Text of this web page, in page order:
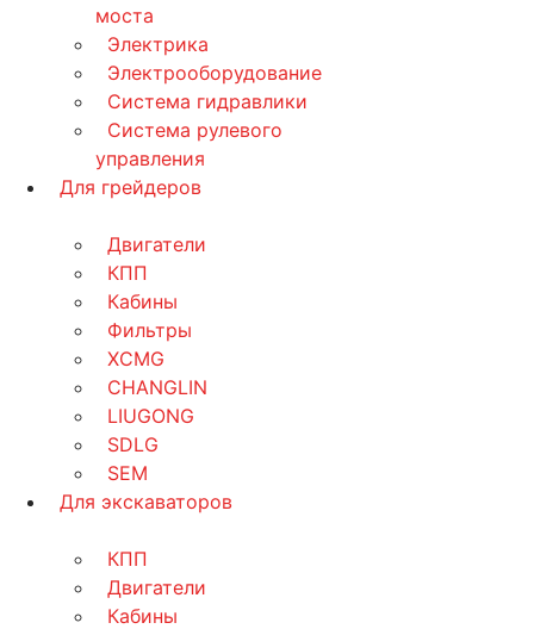
моста
Электрика
Электрооборудование
Система гидравлики
Система рулевого
управления
Для грейдеров
Двигатели
КПП
Кабины
Фильтры
XCMG
CHANGLIN
LIUGONG
SDLG
SEM
Для экскаваторов
КПП
Двигатели
Кабины